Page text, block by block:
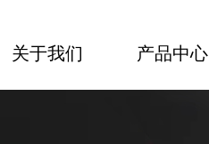
关于我们 产品中心